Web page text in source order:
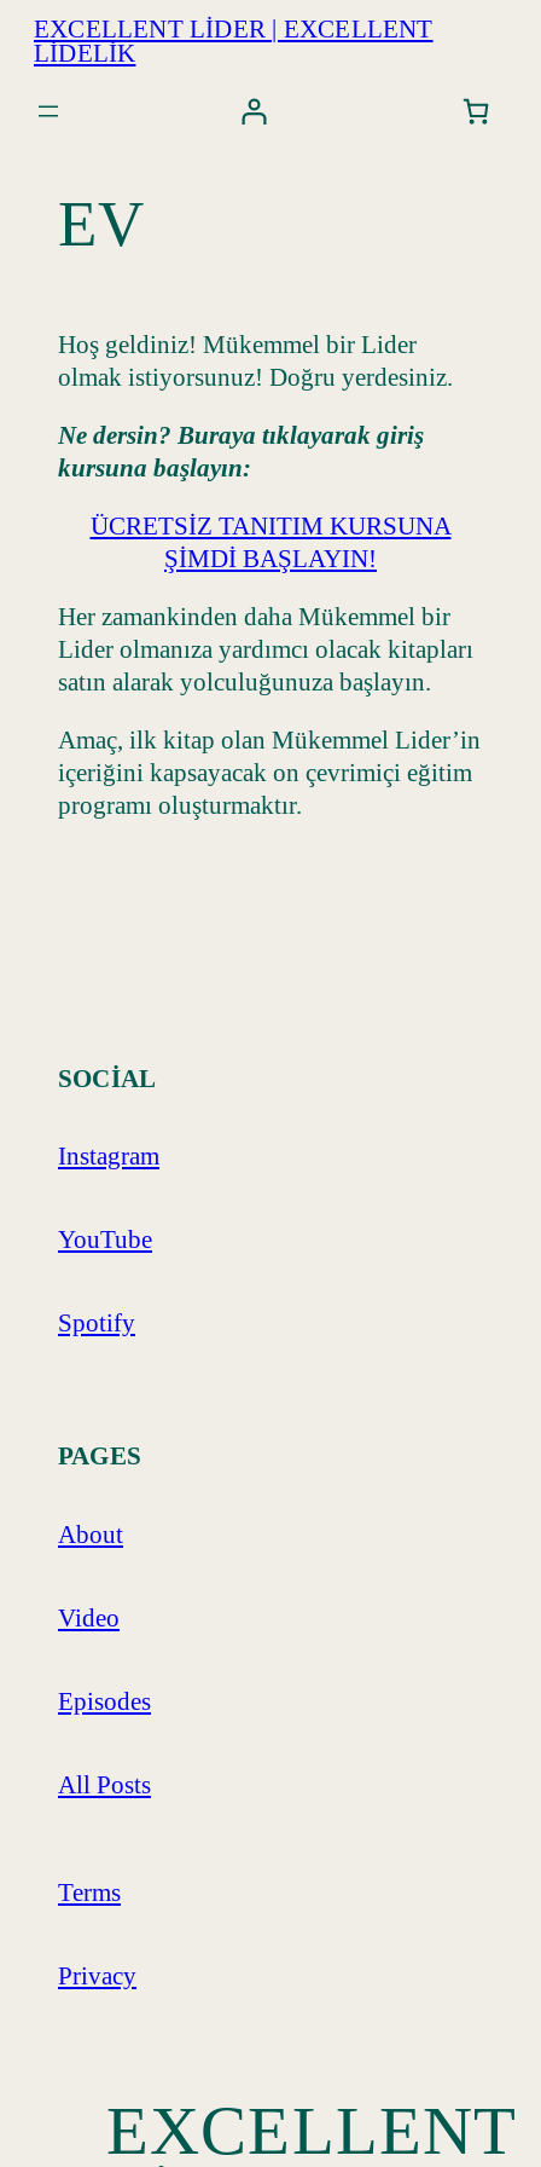
İçeriğe
geç
EXCELLENT LIDER | EXCELLENT
LIDELIK
EV
Hoş geldiniz! Mükemmel bir Lider
olmak istiyorsunuz! Doğru yerdesiniz.
Ne dersin? Buraya tıklayarak giriş
kursuna başlayın:
ÜCRETSİZ TANITIM KURSUNA
ŞİMDİ BAŞLAYIN!
Her zamankinden daha Mükemmel bir
Lider olmanıza yardımcı olacak kitapları
satın alarak yolculuğunuza başlayın.
Amaç, ilk kitap olan Mükemmel Lider’in
içeriğini kapsayacak on çevrimiçi eğitim
programı oluşturmaktır.
SOCIAL
Instagram
YouTube
Spotify
PAGES
About
Video
Episodes
All Posts
Terms
Privacy
EXCELLENT